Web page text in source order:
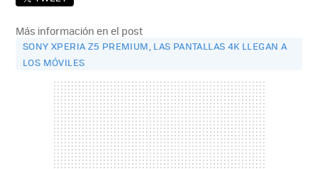
Más información en el post
SONY XPERIA Z5 PREMIUM, LAS PANTALLAS 4K LLEGAN A
LOS MÓVILES